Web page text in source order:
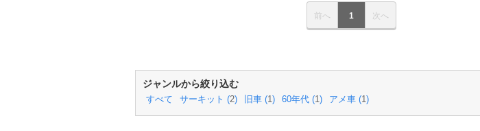
前へ 1 次へ
ジャンルから絞り込む
すべて サーキット (2) 旧車 (1) 60年代 (1) アメ車 (1)